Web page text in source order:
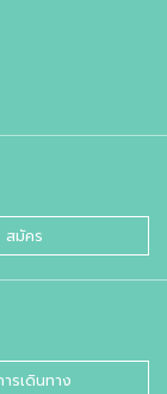
สมัคร
ารเดินทาง